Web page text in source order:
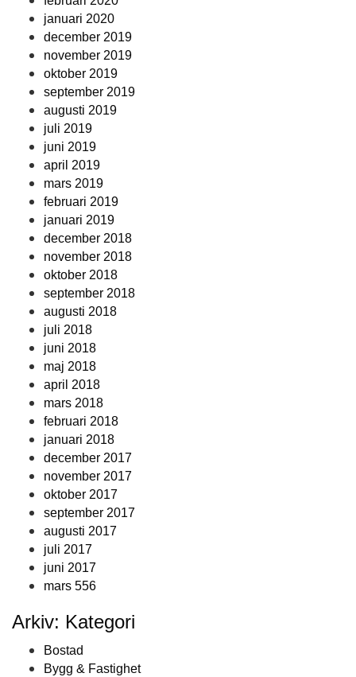
januari 2020
december 2019
november 2019
oktober 2019
september 2019
augusti 2019
juli 2019
juni 2019
april 2019
mars 2019
februari 2019
januari 2019
december 2018
november 2018
oktober 2018
september 2018
augusti 2018
juli 2018
juni 2018
maj 2018
april 2018
mars 2018
februari 2018
januari 2018
december 2017
november 2017
oktober 2017
september 2017
augusti 2017
juli 2017
juni 2017
mars 556
Arkiv: Kategori
Bostad
Bygg & Fastighet